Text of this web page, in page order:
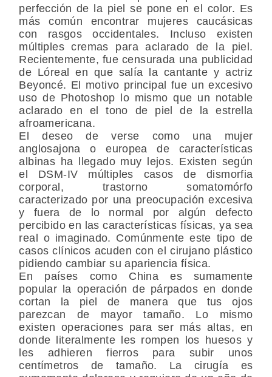
perfección de la piel se pone en el color. Es
más común encontrar mujeres caucásicas
con rasgos occidentales. Incluso existen
múltiples cremas para aclarado de la piel.
Recientemente, fue censurada una publicidad
de Lóreal en que salía la cantante y actriz
Beyoncé. El motivo principal fue un excesivo
uso de Photoshop lo mismo que un notable
aclarado en el tono de piel de la estrella
afroamericana.
El deseo de verse como una mujer
anglosajona o europea de características
albinas ha llegado muy lejos. Existen según
el DSM-IV múltiples casos de dismorfia
corporal, trastorno somatomórfo
caracterizado por una preocupación excesiva
y fuera de lo normal por algún defecto
percibido en las características físicas, ya sea
real o imaginado. Comúnmente este tipo de
casos clínicos acuden con el cirujano plástico
pidiendo cambiar su apariencia física.
En países como China es sumamente
popular la operación de párpados en donde
cortan la piel de manera que tus ojos
parezcan de mayor tamaño. Lo mismo
existen operaciones para ser más altas, en
donde literalmente les rompen los huesos y
les adhieren fierros para subir unos
centímetros de tamaño. La cirugía es